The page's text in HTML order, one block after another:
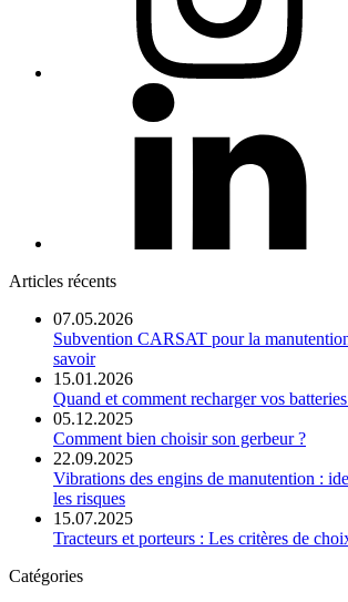
Articles récents
07.05.2026
Subvention CARSAT pour la
savoir
15.01.2026
Quand et comment recharger vos
05.12.2025
Comment bien choisir son gerbeur ?
22.09.2025
Vibrations des engins de manutention :
les risques
15.07.2025
Tracteurs et porteurs : Les critères de
Catégories